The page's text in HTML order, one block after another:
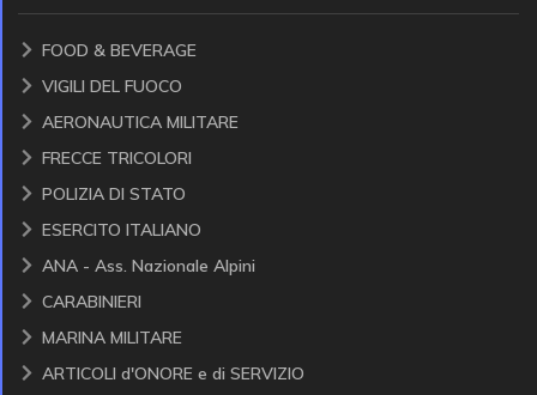
FOOD & BEVERAGE
VIGILI DEL FUOCO
AERONAUTICA MILITARE
FRECCE TRICOLORI
POLIZIA DI STATO
ESERCITO ITALIANO
ANA - Ass. Nazionale Alpini
CARABINIERI
MARINA MILITARE
ARTICOLI d'ONORE e di SERVIZIO